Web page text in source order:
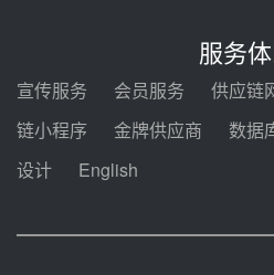
目海南州
包项目设
河北金悦
麓
100MW光
服务
宣传服务 会员服务 供应链
链小程序
金牌供应商 数据
设计
English